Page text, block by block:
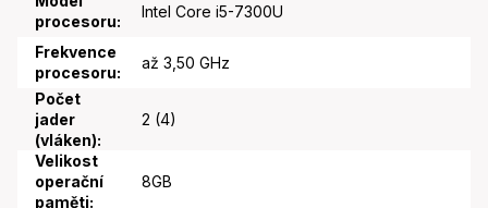
procesoru:
Intel Core i5-7300U
Frekvence
procesoru:
až 3,50 GHz
Počet
jader
(vláken):
2 (4)
Velikost
operační
paměti:
8GB